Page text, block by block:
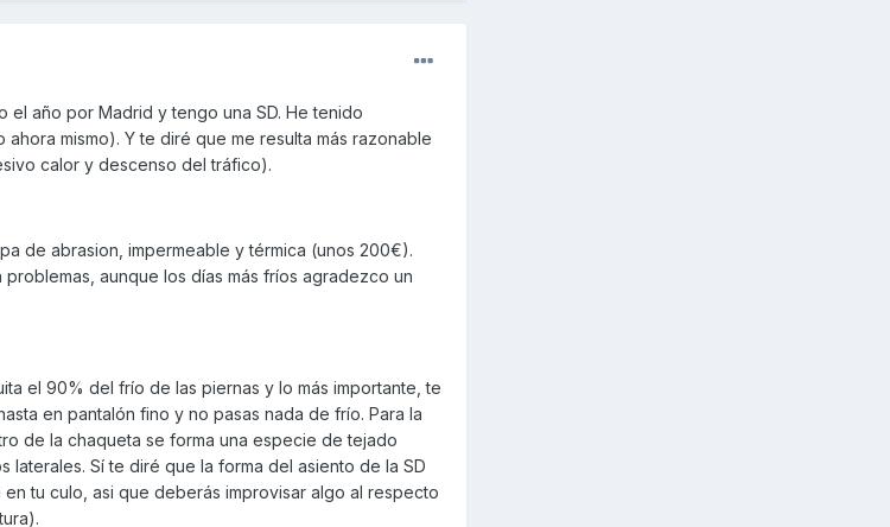
el año por Madrid y tengo una SD. He tenido
mismo). Y te diré que me resulta más razonable
calor y descenso del tráfico).
de abrasion, impermeable y térmica (unos 200€).
aunque los días más fríos agradezco un
el 90% del frío de las piernas y lo más importante, te
en pantalón fino y no pasas nada de frío. Para la
de la chaqueta se forma una especie de tejado
Sí te diré que la forma del asiento de la SD
tu culo, asi que deberás improvisar algo al respecto